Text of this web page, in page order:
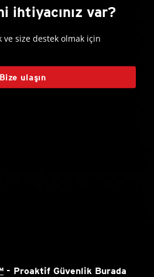
ihtiyacınız var?
ve size destek olmak için
Bize ulaşın
- Proaktif Güvenlik Burada